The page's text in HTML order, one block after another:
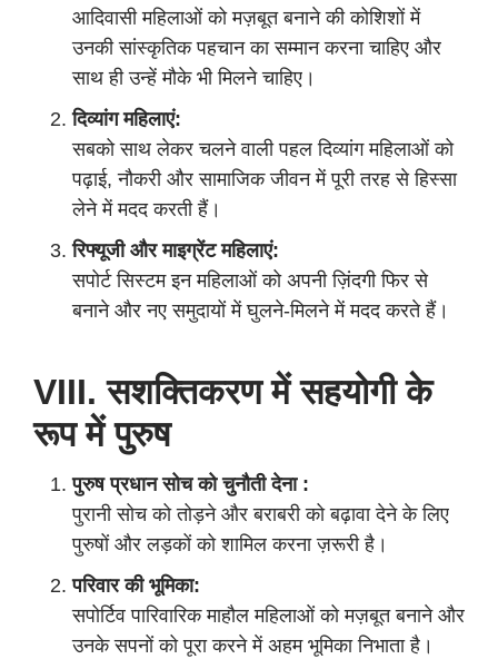
आदिवासी महिलाओं को मज़बूत बनाने की कोशिशों में
उनकी सांस्कृतिक पहचान का सम्मान करना चाहिए और
साथ ही उन्हें मौके भी मिलने चाहिए।
दिव्यांग महिलाएं:
सबको साथ लेकर चलने वाली पहल दिव्यांग महिलाओं को
पढ़ाई, नौकरी और सामाजिक जीवन में पूरी तरह से हिस्सा
लेने में मदद करती हैं।
रिफ्यूजी और माइग्रेंट महिलाएं:
सपोर्ट सिस्टम इन महिलाओं को अपनी ज़िंदगी फिर से
बनाने और नए समुदायों में घुलने-मिलने में मदद करते हैं।
VIII. सशक्तिकरण में सहयोगी के
रूप में पुरुष
पुरुष प्रधान सोच को चुनौती देना :
पुरानी सोच को तोड़ने और बराबरी को बढ़ावा देने के लिए
पुरुषों और लड़कों को शामिल करना ज़रूरी है।
परिवार की भूमिका:
सपोर्टिव पारिवारिक माहौल महिलाओं को मज़बूत बनाने और
उनके सपनों को पूरा करने में अहम भूमिका निभाता है।